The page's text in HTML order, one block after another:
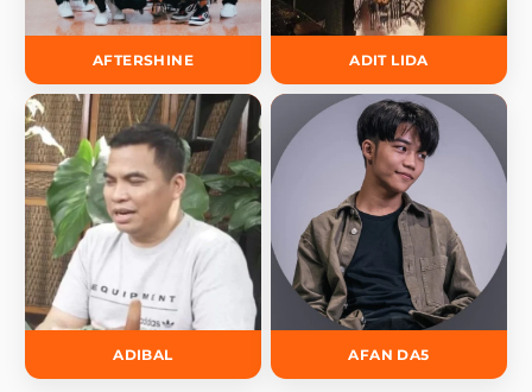
AFTERSHINE ADIT LIDA
ADIBAL AFAN DA5